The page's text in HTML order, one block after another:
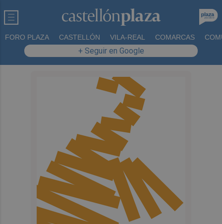
FORO PLAZA CASTELLÓN VILA-REAL COMARCAS
+ Seguir en Google